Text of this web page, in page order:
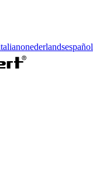
nederlandsespañol